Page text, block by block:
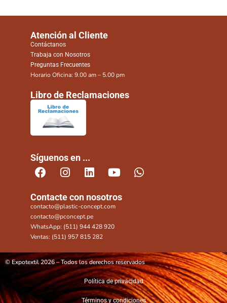
Atención al Cliente
Contáctanos
Trabaja con Nosotros
Preguntas Frecuentes
Horario Oficina: 9.00 am – 5.00 pm
Libro de Reclamaciones
Síguenos en ...
Contacte con nosotros
contacto@plastic-concept.com
contacto@pconcept.pe
WhatsApp: (511) 944 428 920
Ventas: (511) 957 815 282
© Expotextil 2026 – Todos los derechos reservados
Política de privacidad
Términos y condiciones